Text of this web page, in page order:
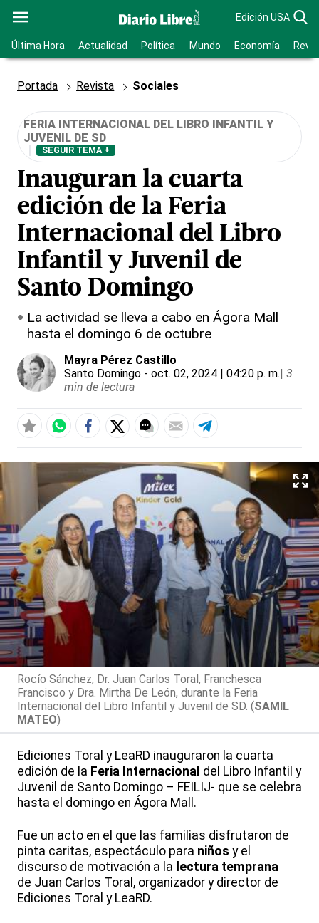
Edición USA
Última Hora Actualidad Política Mundo Economía
Portada Revista Sociales
FERIA INTERNACIONAL DEL LIBRO INFANTIL Y
JUVENIL DE SD
SEGUIR TEMA +
Inauguran la cuarta
edición de la Feria
Internacional del Libro
Infantil y Juvenil de
Santo Domingo
La actividad se lleva a cabo en Ágora Mall
hasta el domingo 6 de octubre
Mayra Pérez Castillo
Santo Domingo - oct. 02, 2024 | 04:20 p. m.| 3
min de lectura
Rocío Sánchez, Dr. Juan Carlos Toral, Franchesca
Francisco y Dra. Mirtha De León, durante la Feria
Internacional del Libro Infantil y Juvenil de SD. (SAMIL
MATEO)
Ediciones Toral y LeaRD inauguraron la cuarta
edición de la Feria Internacional del Libro Infantil y
Juvenil de Santo Domingo – FEILIJ- que se celebra
hasta el domingo en Ágora Mall.
Fue un acto en el que las familias disfrutaron de
pinta caritas, espectáculo para niños y el
discurso de motivación a la lectura temprana
de Juan Carlos Toral, organizador y director de
Ediciones Toral y LeaRD.